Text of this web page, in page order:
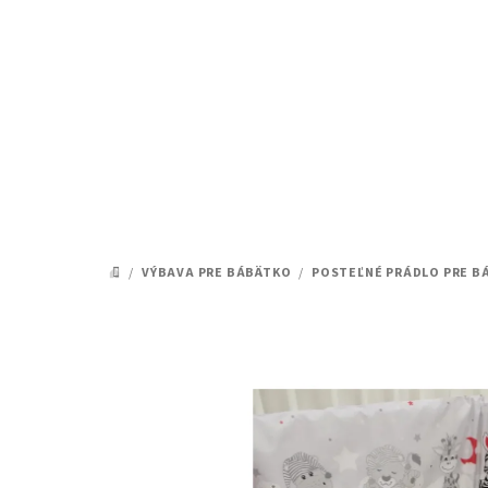
DOMOV
/ VÝBAVA PRE BÁBÄTKO / POSTEĽNÉ PRÁDLO PRE